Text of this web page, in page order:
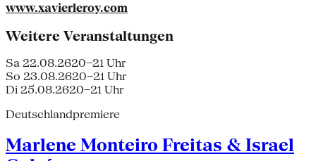
www.xavierleroy.com
Weitere Veranstaltungen
Sa 22.08.2620–21 Uhr
So 23.08.2620–21 Uhr
Di 25.08.2620–21 Uhr
Deutschlandpremiere
Marlene Monteiro Freitas & Israel